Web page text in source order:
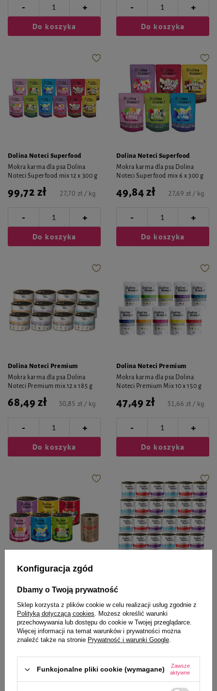
- +
Do koszyka
- +
Do koszyka
Dolina Noteci Superfood
Mokra karma dla psa Dolina
Noteci Superfood mix 12 x 300 g
99,72 zł 27,70 zł / kg
- +
Do koszyka
Dolina Noteci Superfood
Mokra karma dla psa Dolina
Noteci Superfood mix 6 x 300 g
49,84 zł 27,69 zł / kg
- +
Do koszyka
Dolina Noteci Premium
Mokra karma dla psa Dolina
Noteci Premium mix 12 x 185 g
68,49 zł 30,85 zł / kg
- +
Do koszyka
Dolina Noteci Premium
Mokra karma dla psa Dolina
Noteci Premium Mix 10 x 150 g
47,49 zł 31,66 zł / kg
- +
Do koszyka
Mokra karma dla psa Dolina
gratis Luger’s jagnięcina i
wołowina z burakiem 400 g
82,95 zł 17,28 zł / kg
- +
Do koszyka
Mokra karma dla psa Dolina
400 g
211,20 zł 22,00 zł / kg
- +
Do koszyka
Konfiguracja zgód
Dbamy o Twoją prywatność
Sklep korzysta z plików cookie w celu realizacji usług zgodnie z
Polityką dotyczącą cookies. Możesz określić warunki
przechowywania lub dostępu do cookie w Twojej przeglądarce.
Więcej informacji na temat warunków i prywatności można
znaleźć także na stronie Prywatność i warunki Google.
Funkcjonalne pliki cookie (wymagane)
Zawsze
aktywne